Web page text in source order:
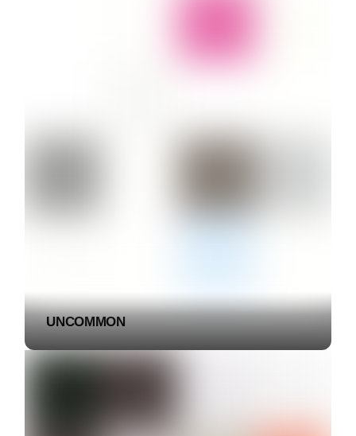
UNCOMMON